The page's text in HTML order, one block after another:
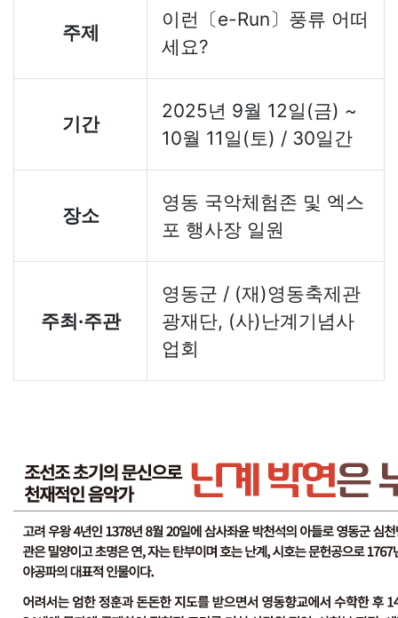
주제
이런〔e-Run〕풍류 어떠
세요?
기간
2025년 9월 12일(금) ~
10월 11일(토) / 30일간
장소
영동 국악체험존 및 엑스
포 행사장 일원
주최·주관
영동군 / (재)영동축제관
광재단, (사)난계기념사
업회